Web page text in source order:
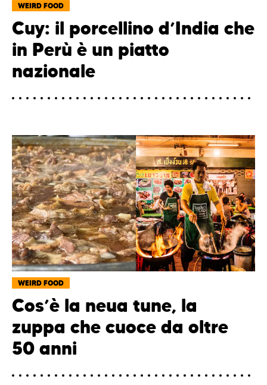
WEIRD FOOD
Cuy: il porcellino d’India che
in Perù è un piatto
nazionale
WEIRD FOOD
Cos’è la neua tune, la
zuppa che cuoce da oltre
50 anni